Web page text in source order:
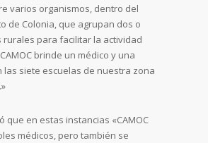
varios organismos, dentro del
de Colonia, que agrupan dos o
rurales para facilitar la actividad
brinde un médico y una
las siete escuelas de nuestra zona
que en estas instancias «CAMOC
médicos, pero también se